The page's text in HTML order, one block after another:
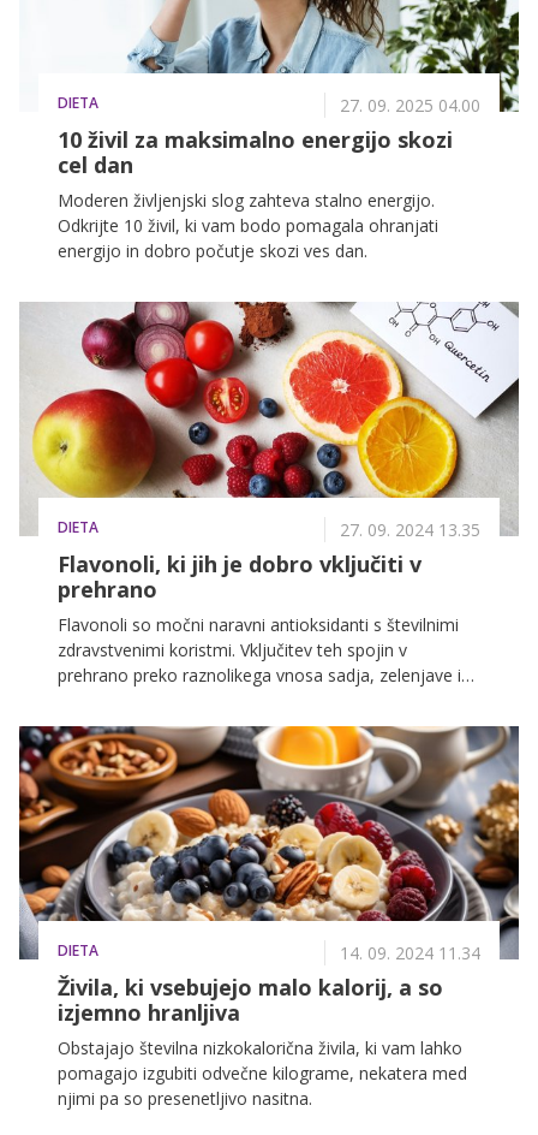
DIETA 27. 09. 2025 04.00
10 živil za maksimalno energijo skozi
cel dan
Moderen življenjski slog zahteva stalno energijo.
Odkrijte 10 živil, ki vam bodo pomagala ohranjati
energijo in dobro počutje skozi ves dan.
DIETA 27. 09. 2024 13.35
Flavonoli, ki jih je dobro vključiti v
prehrano
Flavonoli so močni naravni antioksidanti s številnimi
zdravstvenimi koristmi. Vključitev teh spojin v
prehrano preko raznolikega vnosa sadja, zelenjave in
boljšemu zdravju in dobrobiti.
DIETA 14. 09. 2024 11.34
Živila, ki vsebujejo malo kalorij, a so
izjemno hranljiva
Obstajajo številna nizkokalorična živila, ki vam lahko
pomagajo izgubiti odvečne kilograme, nekatera med
njimi pa so presenetljivo nasitna.